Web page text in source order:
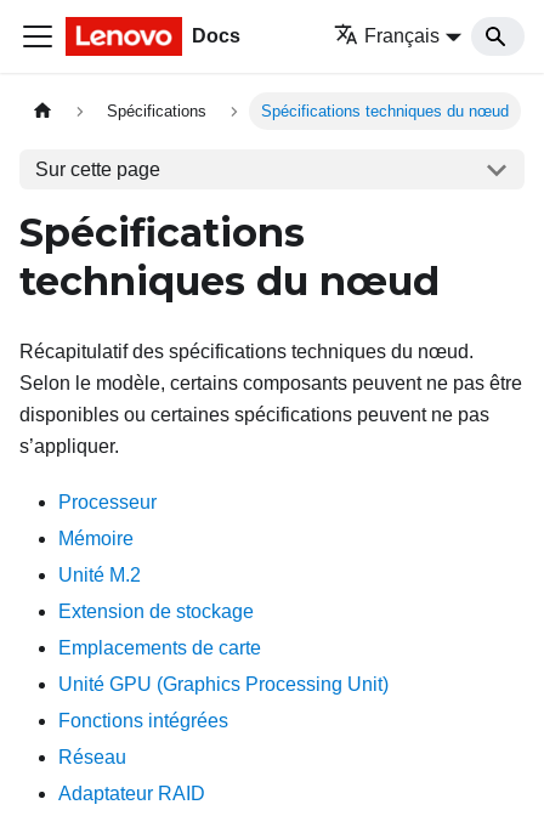
Docs Français
Spécifications Spécifications techniques du nœud
Sur cette page
Spécifications
techniques du nœud
Récapitulatif des spécifications techniques du nœud.
Selon le modèle, certains composants peuvent ne pas être
disponibles ou certaines spécifications peuvent ne pas
s’appliquer.
Processeur
Mémoire
Unité M.2
Extension de stockage
Emplacements de carte
Unité GPU (Graphics Processing Unit)
Fonctions intégrées
Réseau
Adaptateur RAID